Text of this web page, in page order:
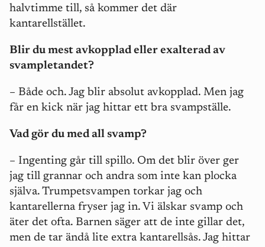
halvtimme till, så kommer det där
kantarellstället.
Blir du mest avkopplad eller exalterad av
svampletandet?
– Både och. Jag blir absolut avkopplad. Men jag
får en kick när jag hittar ett bra svampställe.
Vad gör du med all svamp?
– Ingenting går till spillo. Om det blir över ger
jag till grannar och andra som inte kan plocka
själva. Trumpetsvampen torkar jag och
kantarellerna fryser jag in. Vi älskar svamp och
äter det ofta. Barnen säger att de inte gillar det,
men de tar ändå lite extra kantarellsås. Jag hittar